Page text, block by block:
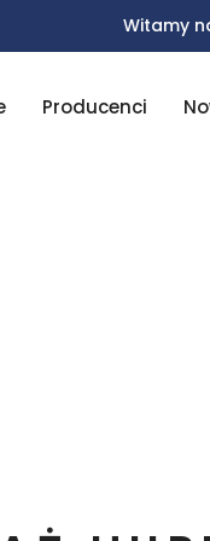
Witamy
Producenci